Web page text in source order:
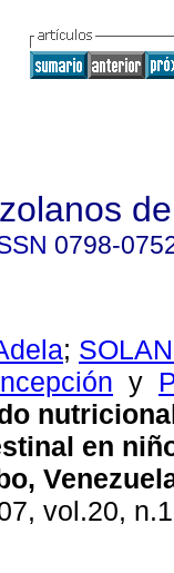
0798-
;
y
en
vol.20,